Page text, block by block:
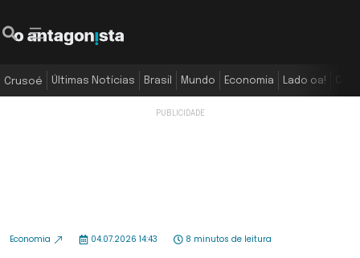
Crusoé Últimas Notícias Brasil Mundo Economia Lado oa!
Economia 04.07.2026 14:43 8 minutos de leitura